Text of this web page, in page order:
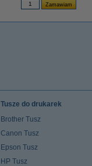
Tusze do drukarek
Brother Tusz
Canon Tusz
Epson Tusz
HP Tusz